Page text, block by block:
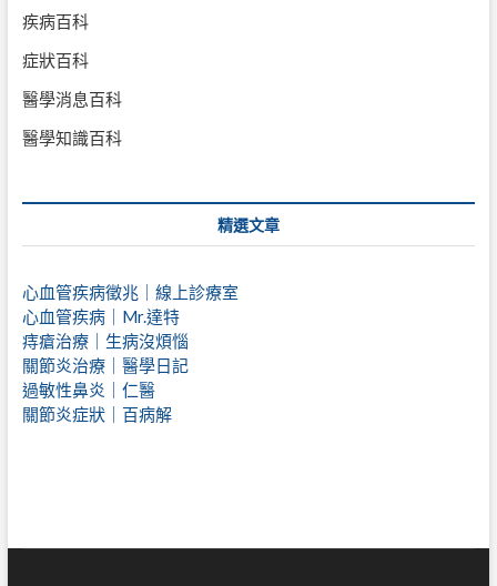
疾病百科
症狀百科
醫學消息百科
醫學知識百科
精選文章
心血管疾病徵兆｜線上診療室
心血管疾病｜Mr.達特
痔瘡治療｜ 生病沒煩惱
關節炎治療｜醫學日記
過敏性鼻炎｜仁醫
關節炎症狀｜百病解